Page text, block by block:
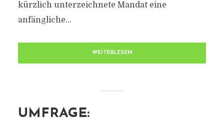
kürzlich unterzeichnete Mandat eine
anfängliche...
WEITERLESEN
UMFRAGE: